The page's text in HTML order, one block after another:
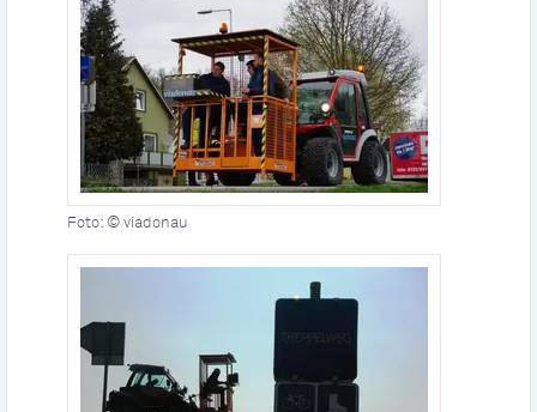
Foto: © viadonau